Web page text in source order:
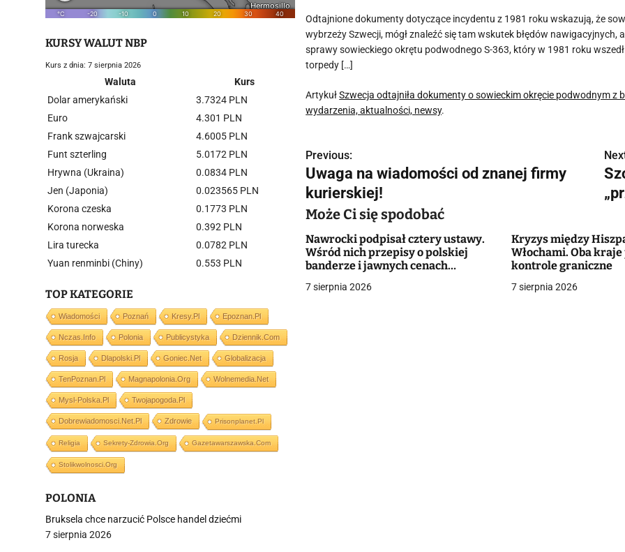
Odtajnione dokumenty dotyczące incydentu z 1981 roku wskazują, że
wybrzeży Szwecji, mógł znaleźć się tam wskutek błędów
sprawy sowieckiego okrętu podwodnego S-363, który w 1981 roku
torpedy […]
ArtykułSzwecja odtajniła dokumenty o sowieckim okręcie podwodnym z
wydarzenia, aktualności, newsy.
N
a
w
i
g
a
Previous:
Uwaga na wiadomości od znanej firmy
kurierskiej!
Może Ci się spodobać
Nawrocki podpisał cztery ustawy.
Wśród nich przepisy o polskiej
banderze i jawnych cenach
7 sierpnia 2026
Kryzys między
Włochami. Oba
kontrole graniczne
7 sierpnia 2026
KURSY WALUT NBP
Kurs z dnia: 7 sierpnia 2026
Waluta
Kurs
Dolar amerykański
3.7324 PLN
Euro
4.301 PLN
Frank szwajcarski
4.6005 PLN
Funt szterling
5.0172 PLN
Hrywna (Ukraina)
0.0834 PLN
Jen (Japonia)
0.023565 PLN
Korona czeska
0.1773 PLN
Korona norweska
0.392 PLN
Lira turecka
0.0782 PLN
Yuan renminbi (Chiny)
0.553 PLN
TOP KATEGORIE
Wiadomości Poznań Kresy.pl Epoznan.pl
Nczas.info Polonia Publicystyka Dziennik.com
Rosja Dlapolski.pl Goniec.net Globalizacja
TenPoznan.pl Magnapolonia.org Wolnemedia.net
Mysl-Polska.pl Twojapogoda.pl
Dobrewiadomosci.net.pl Zdrowie Prisonplanet.pl
Religia Sekrety-Zdrowia.org Gazetawarszawska.com
Stolikwolnosci.org
POLONIA
Bruksela chce narzucić Polsce handel dziećmi
7 sierpnia 2026